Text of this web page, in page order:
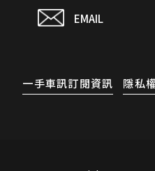
EMAIL
一手車訊訂閱資訊 隱私